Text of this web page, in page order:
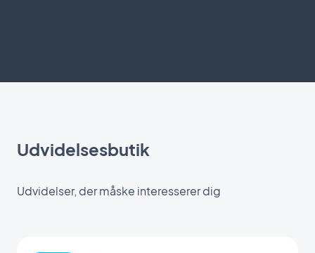
Udvidelsesbutik
Udvidelser, der måske interesserer dig